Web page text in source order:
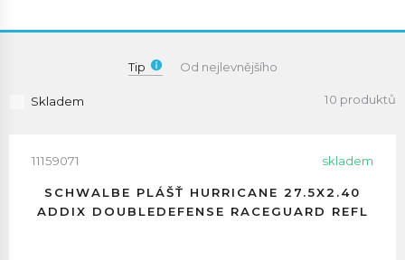
Tip Od nejlevnějšího
Skladem 10 produktů
11159071 skladem
SCHWALBE PLÁŠŤ HURRICANE 27.5X2.40
ADDIX DOUBLEDEFENSE RACEGUARD REFL